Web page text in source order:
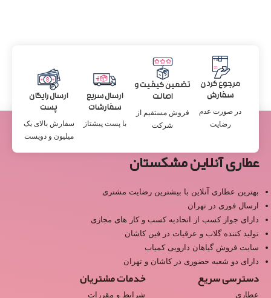
مرجوع کردن
سفارش
در صورت عدم
رضایت
تضمین کیفیت و
اصالت
فروش مستقیم از
شرکت
ارسال سریع
سفارشات
با پست پیشتاز
ارسال رایگان
پست
سفارش بالای یک
میلیون و دویست
عطاری آنلاین مشکستان
بهترین عطاری آنلاین با بیشترین رضایت مشتری
ارسال فوری در تهران
دارای جواز کسب از اتحادیه کسب و کار های مجازی
تولید کننده گلاب و عرقیات در فین کاشان
سایت فروش گیاهان دارویی کمیاب
دارای دو شعبه حضوری در کاشان و تهران
دسترسی سریع
عطاری
خدمات مشتریان
شرایط و مقررات